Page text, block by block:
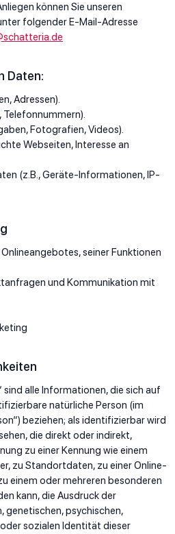
können Sie unseren
folgender E-Mail-Adresse
Daten:
Adressen).
Telefonnummern).
Fotografien, Videos).
Webseiten, Interesse an
(z.B., Geräte-Informationen, IP-
seiner Funktionen
und Kommunikation mit
alle Informationen, die sich auf
natürliche Person (im
beziehen; als identifizierbar wird
die direkt oder indirekt,
zu einer Kennung wie einem
zu Standortdaten, zu einer Online-
einem oder mehreren besonderen
kann, die Ausdruck der
genetischen, psychischen,
sozialen Identität dieser